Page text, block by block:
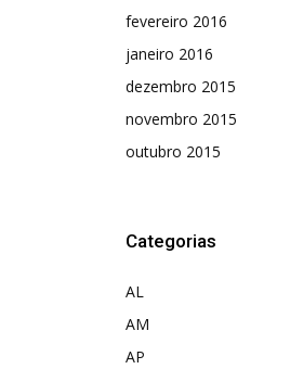
fevereiro 2016
janeiro 2016
dezembro 2015
novembro 2015
outubro 2015
Categorias
AL
AM
AP